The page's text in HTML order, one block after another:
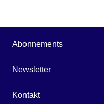
Abonnements
Newsletter
Kontakt